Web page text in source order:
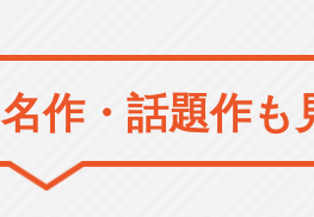
名作・話題作も